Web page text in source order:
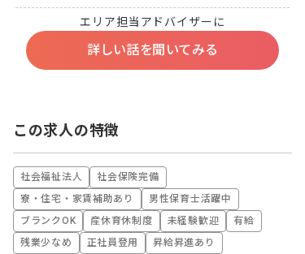
エリア担当アドバイザーに
詳しい話を聞いてみる
この求人の特徴
社会福祉法人
社会保険完備
寮・住宅・家賃補助あり
男性保育士活躍中
ブランクOK
産休育休制度 未経験歓迎
有給
残業少なめ
正社員登用
昇給昇進あり